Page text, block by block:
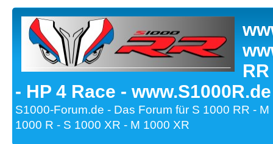
- HP 4 Race -
S1000-Forum.de - Das Forum für S 1000 RR -
1000 R - S 1000 XR - M 1000 XR